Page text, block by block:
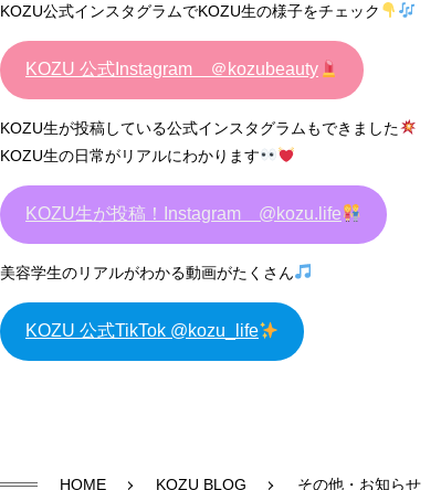
KOZU公式インスタグラムでKOZU生の様子をチェック
KOZU 公式Instagram ＠kozubeauty
KOZU生が投稿している公式インスタグラムもできました
KOZU生の日常がリアルにわかります
KOZU生が投稿！Instagram @kozu.life
美容学生のリアルがわかる動画がたくさん
KOZU 公式TikTok @kozu_life
HOME KOZU BLOG その他・お知らせ